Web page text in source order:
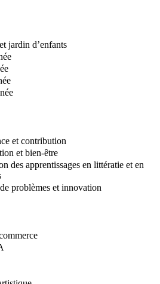
jardin d’enfants
et contribution
et bien-être
des apprentissages en littératie et en
problèmes et innovation